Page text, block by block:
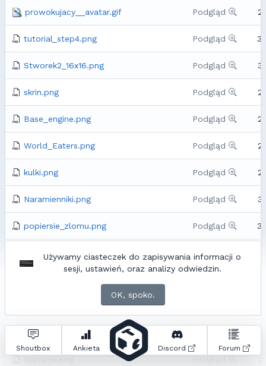
prowokujacy__avatar.gif Podgląd
tutorial_step4.png Podgląd
Stworek2_16x16.png Podgląd
skrin.png Podgląd
Base_engine.png Podgląd
World_Eaters.png Podgląd
kulki.png Podgląd
Naramienniki.png Podgląd
popiersie_zlomu.png Podgląd
Symbol.png Podgląd
tut3.png
Używamy ciasteczek do zapisywania informacji o
sesji, ustawień, oraz analizy odwiedzin.
OK, spoko.
Shoutbox Ankieta Discord Forum